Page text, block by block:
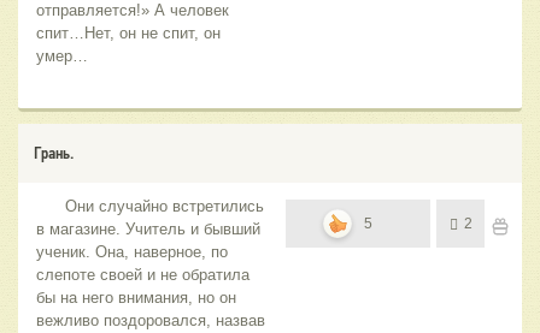
отправляется!» А человек
спит…Нет, он не спит, он
умер…
Грань.
Они случайно встретились
в магазине. Учитель и бывший
ученик. Она, наверное, по
слепоте своей и не обратила
бы на него внимания, но он
вежливо поздоровался, назвав
5 2